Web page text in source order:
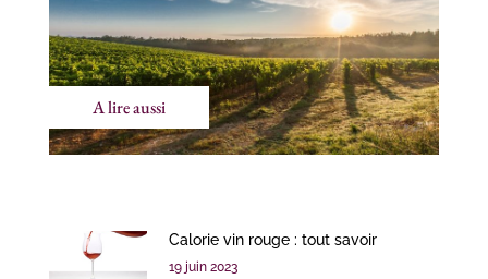
A lire aussi
Calorie vin rouge : tout savoir
19 juin 2023